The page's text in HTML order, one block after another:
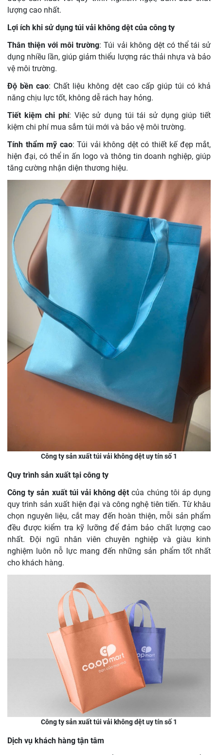
lượng cao nhất.
Lợi ích khi sử dụng túi vải không dệt của công ty
Thân thiện với môi trường: Túi vải không dệt có thể tái sử
dụng nhiều lần, giúp giảm thiểu lượng rác thải nhựa và bảo
vệ môi trường.
Độ bền cao: Chất liệu không dệt cao cấp giúp túi có khả
năng chịu lực tốt, không dễ rách hay hỏng.
Tiết kiệm chi phí: Việc sử dụng túi tái sử dụng giúp tiết
kiệm chi phí mua sắm túi mới và bảo vệ môi trường.
Tính thẩm mỹ cao: Túi vải không dệt có thiết kế đẹp mắt,
hiện đại, có thể in ấn logo và thông tin doanh nghiệp, giúp
tăng cường nhận diện thương hiệu.
Công ty sản xuất túi vải không dệt uy tín số 1
Quy trình sản xuất tại công ty
Công ty sản xuất túi vải không dệt của chúng tôi áp dụng
quy trình sản xuất hiện đại và công nghệ tiên tiến. Từ khâu
chọn nguyên liệu, cắt may đến hoàn thiện, mỗi sản phẩm
đều được kiểm tra kỹ lưỡng để đảm bảo chất lượng cao
nhất. Đội ngũ nhân viên chuyên nghiệp và giàu kinh
nghiệm luôn nỗ lực mang đến những sản phẩm tốt nhất
cho khách hàng.
Công ty sản xuất túi vải không dệt uy tín số 1
Dịch vụ khách hàng tận tâm